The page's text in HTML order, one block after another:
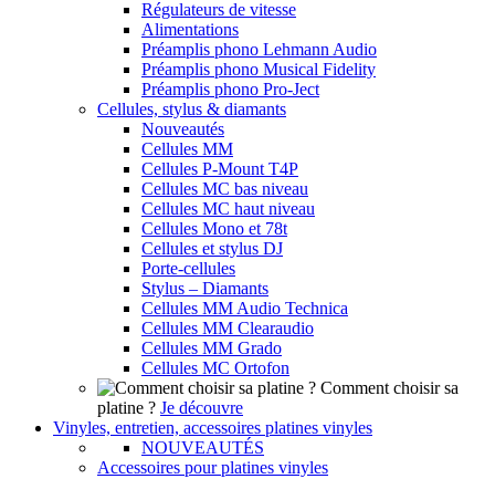
Régulateurs de vitesse
Alimentations
Préamplis phono Lehmann Audio
Préamplis phono Musical Fidelity
Préamplis phono Pro-Ject
Cellules, stylus & diamants
Nouveautés
Cellules MM
Cellules P-Mount T4P
Cellules MC bas niveau
Cellules MC haut niveau
Cellules Mono et 78t
Cellules et stylus DJ
Porte-cellules
Stylus – Diamants
Cellules MM Audio Technica
Cellules MM Clearaudio
Cellules MM Grado
Cellules MC Ortofon
Comment choisir sa
platine ? Je découvre
Vinyles, entretien, accessoires platines vinyles
NOUVEAUTÉS
Accessoires pour platines vinyles